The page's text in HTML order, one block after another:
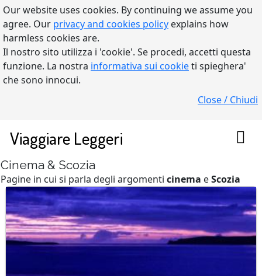
Our website uses cookies. By continuing we assume you
agree. Our privacy and cookies policy explains how
harmless cookies are.
Il nostro sito utilizza i 'cookie'. Se procedi, accetti questa
funzione. La nostra informativa sui cookieti spieghera'
che sono innocui.
Close / Chiudi
Viaggiare Leggeri
Cinema & Scozia
Pagine in cui si parla degli argomenti cinema eScozia